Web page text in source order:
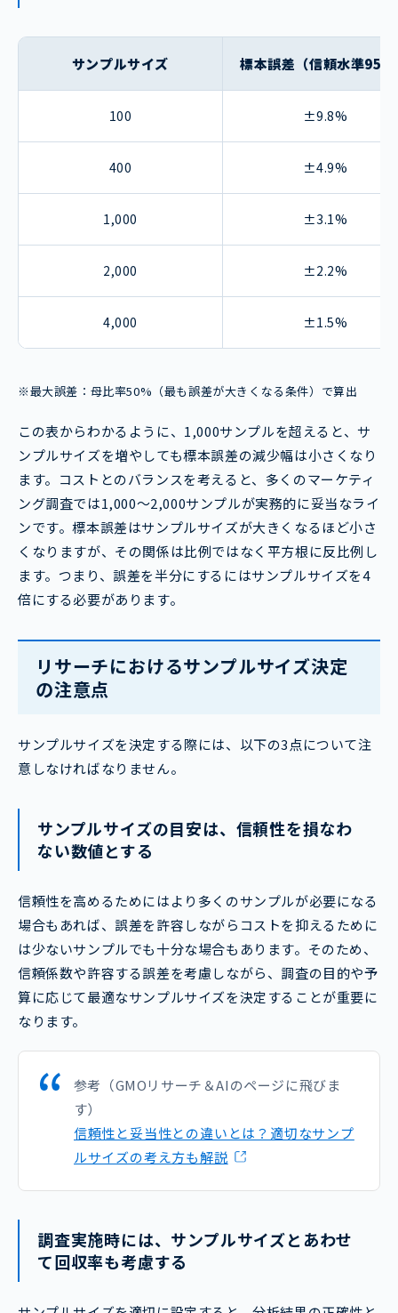
サンプルサイズ 標本誤差（信頼水準
100 ±9.8%
400 ±4.9%
1,000 ±3.1%
2,000 ±2.2%
4,000 ±1.5%
※最大誤差：母比率50%（最も誤差が大きくなる条件）で算出
この表からわかるように、1,000サンプルを超えると、サ
ンプルサイズを増やしても標本誤差の減少幅は小さくなり
ます。コストとのバランスを考えると、多くのマーケティ
ング調査では1,000～2,000サンプルが実務的に妥当なライ
ンです。標本誤差はサンプルサイズが大きくなるほど小さ
くなりますが、その関係は比例ではなく平方根に反比例し
ます。つまり、誤差を半分にするにはサンプルサイズを4
倍にする必要があります。
リサーチにおけるサンプルサイズ決定
の注意点
サンプルサイズを決定する際には、以下の3点について注
意しなければなりません。
サンプルサイズの目安は、信頼性を損なわ
ない数値とする
信頼性を高めるためにはより多くのサンプルが必要になる
場合もあれば、誤差を許容しながらコストを抑えるために
は少ないサンプルでも十分な場合もあります。そのため、
信頼係数や許容する誤差を考慮しながら、調査の目的や予
算に応じて最適なサンプルサイズを決定することが重要に
なります。
参考（GMOリサーチ＆AIのページに飛びま
す）
信頼性と妥当性との違いとは？適切なサンプ
ルサイズの考え方も解説
調査実施時には、サンプルサイズとあわせ
て回収率も考慮する